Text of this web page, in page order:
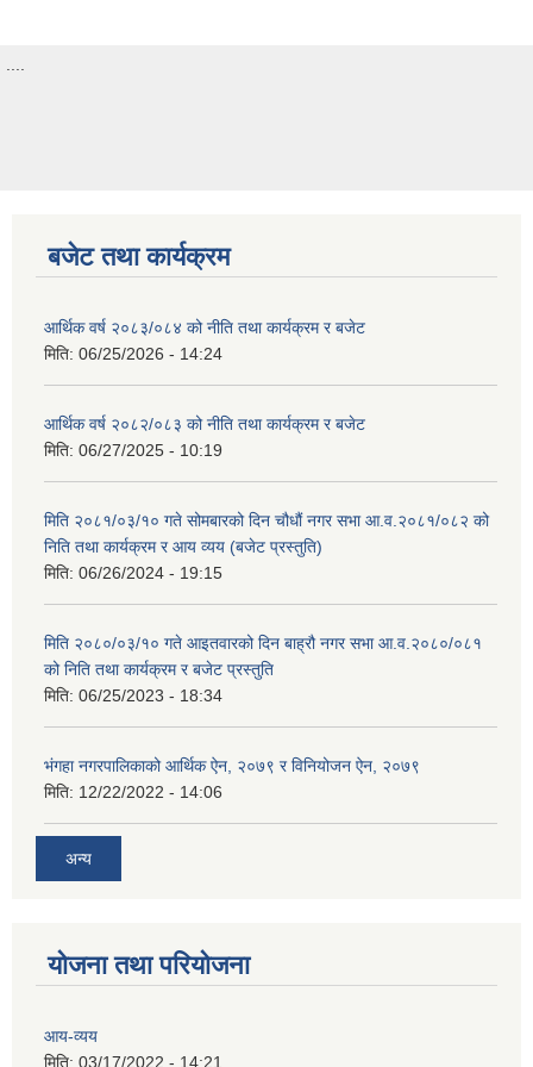
बजेट तथा कार्यक्रम
आर्थिक वर्ष २०८३/०८४ को नीति तथा कार्यक्रम र बजेट
मिति: 06/25/2026 - 14:24
आर्थिक वर्ष २०८२/०८३ को नीति तथा कार्यक्रम र बजेट
मिति: 06/27/2025 - 10:19
मिति २०८१/०३/१० गते सोमबारको दिन चौधौं नगर सभा आ.व.२०८१/०८२ को
निति तथा कार्यक्रम र आय व्यय (बजेट प्रस्तुति)
मिति: 06/26/2024 - 19:15
मिति २०८०/०३/१० गते आइतवारको दिन बाह्रौ नगर सभा आ.व.२०८०/०८१
को निति तथा कार्यक्रम र बजेट प्रस्तुति
मिति: 06/25/2023 - 18:34
भंगहा नगरपालिकाको आर्थिक ऐन, २०७९ र विनियोजन ऐन, २०७९
मिति: 12/22/2022 - 14:06
अन्य
योजना तथा परियोजना
आय-व्यय
मिति: 03/17/2022 - 14:21